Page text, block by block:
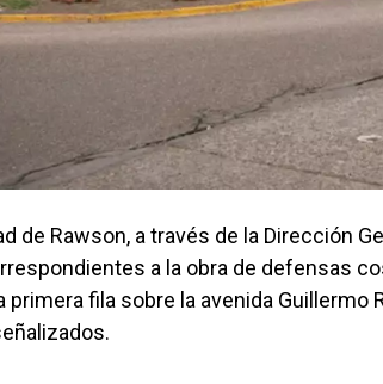
de Rawson, a través de la Dirección
a la obra de defensas
primera fila sobre la avenida